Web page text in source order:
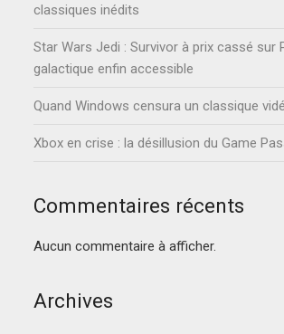
classiques inédits
Star Wars Jedi : Survivor à prix cassé sur
galactique enfin accessible
Quand Windows censura un classique
Xbox en crise : la désillusion du Game
Commentaires récents
Aucun commentaire à afficher.
Archives